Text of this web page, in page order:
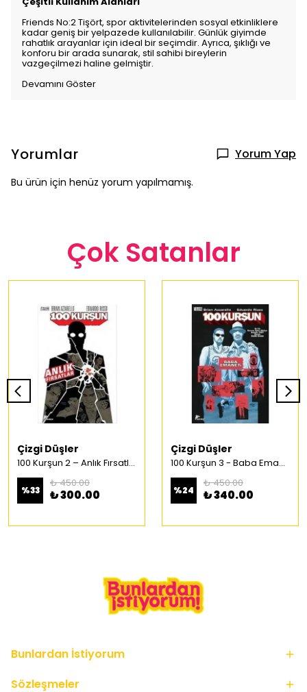
Friends No:2 Tişört, spor aktivitelerinden sosyal etkinliklere
kadar geniş bir yelpazede kullanılabilir. Günlük giyimde
rahatlık arayanlar için ideal bir seçimdir. Ayrıca, şıklığı ve
konforu bir arada sunarak, stil sahibi bireylerin
vazgeçilmezi haline gelmiştir.
Devamını Göster
Yorumlar Yorum Yap
Bu ürün için henüz yorum yapılmamış.
Çok Satanlar
Çizgi Düşler
100 Kurşun 2 – Anlık Fırsatlar Türkçe Çizgi Roman
%33
₺ 450.00
₺ 300.00
Çizgi Düşler
100 Kurşun 3 - Baba Emaneti Türkçe Çizgi Roman
%24
₺ 450.00
₺ 340.00
Bunlardan İstiyorum
Sözleşmeler